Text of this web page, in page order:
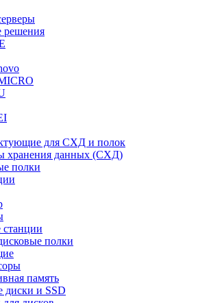
решения
для СХД и полок
хранения данных (СХД)
полки
станции
полки
память
диски и SSD